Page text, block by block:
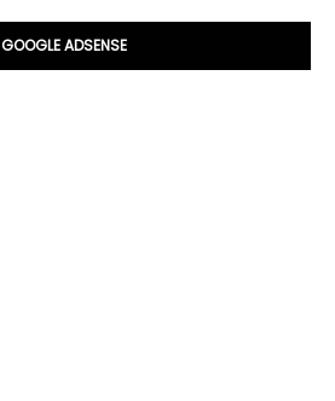
GOOGLE ADSENSE